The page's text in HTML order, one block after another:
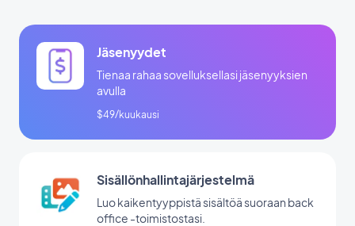
Jäsenyydet
Tienaa rahaa sovelluksellasi jäsenyyksien
avulla
$49/kuukausi
Sisällönhallintajärjestelmä
Luo kaikentyyppistä sisältöä suoraan back
office -toimistostasi.